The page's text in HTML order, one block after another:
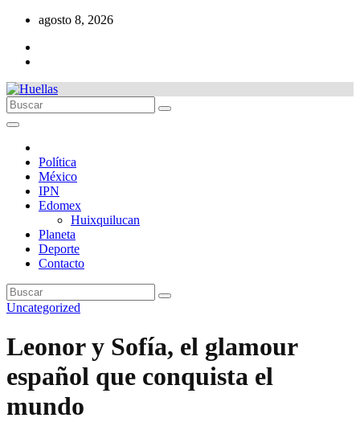
contenido
agosto 8, 2026
Política
México
IPN
Edomex
Huixquilucan
Planeta
Deporte
Contacto
Uncategorized
Leonor y Sofía, el glamour
español que conquista el
mundo